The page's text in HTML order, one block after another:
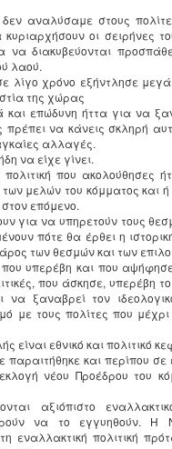
αναλύσαμε στους
οι σειρήνες
διακυβεύονται
λαού.
λίγο χρόνο εξήντλησε
της χώρας
επώδυνη ήττα για να
να κάνεις σκληρή
αλλαγές.
να είχε γίνει.
πολιτική που ακολούθησες
των μελών του κόμματος και
επόμενο.
για να υπηρετούν τους
πότε θα έρθει η
των θεσμών και των
υπερέβη και που
που άσκησε, υπερέβη
να ξαναβρεί τον
με τους πολίτες που
εθνικό και πολιτικό
παραιτήθηκε και περίπου σε
νέου Προέδρου του
αξιόπιστο
να το εγγυηθούν. Η
εναλλακτική πολιτική